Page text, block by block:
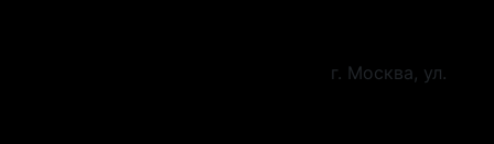
г. Москва, ул.